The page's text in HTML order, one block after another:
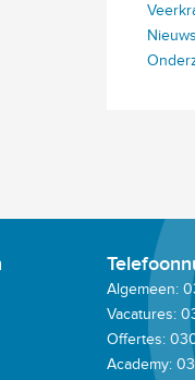
Algemeen:
Vacatures:
Offertes:
Academy: